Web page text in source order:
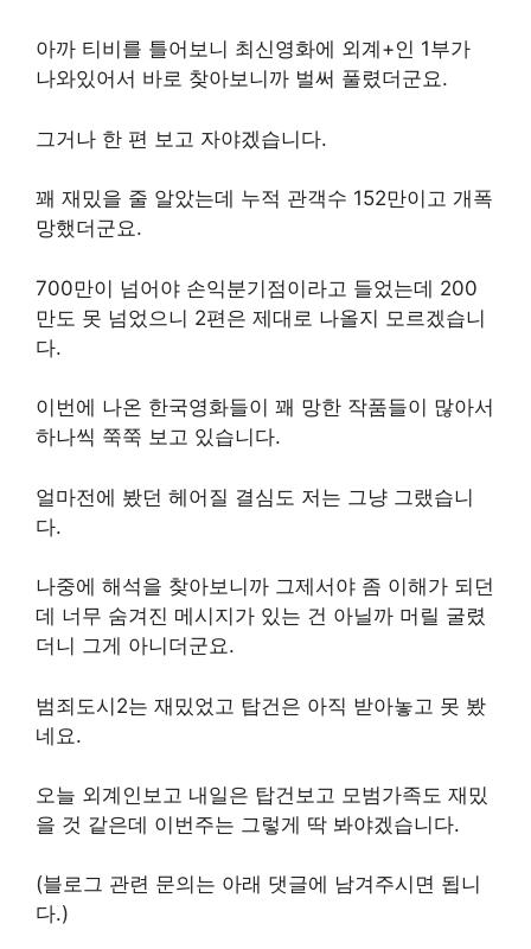
아까 티비를 틀어보니 최신영화에 외계+인 1부가
나와있어서 바로 찾아보니까 벌써 풀렸더군요.
그거나 한 편 보고 자야겠습니다.
꽤 재밌을 줄 알았는데 누적 관객수 152만이고 개폭
망했더군요.
700만이 넘어야 손익분기점이라고 들었는데 200
만도 못 넘었으니 2편은 제대로 나올지 모르겠습니
다.
이번에 나온 한국영화들이 꽤 망한 작품들이 많아서
하나씩 쭉쭉 보고 있습니다.
얼마전에 봤던 헤어질 결심도 저는 그냥 그랬습니
다.
나중에 해석을 찾아보니까 그제서야 좀 이해가 되던
데 너무 숨겨진 메시지가 있는 건 아닐까 머릴 굴렸
더니 그게 아니더군요.
범죄도시2는 재밌었고 탑건은 아직 받아놓고 못 봤
네요.
오늘 외계인보고 내일은 탑건보고 모범가족도 재밌
을 것 같은데 이번주는 그렇게 딱 봐야겠습니다.
(블로그 관련 문의는 아래 댓글에 남겨주시면 됩니
다.)